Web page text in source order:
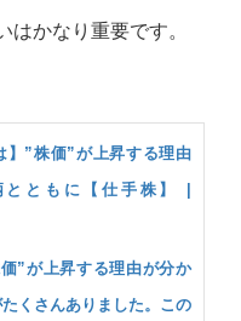
かなり重要です。
】”株価”が上昇する理由
ともに【仕手株】 |
”が上昇する理由が分か
くさんありました。この